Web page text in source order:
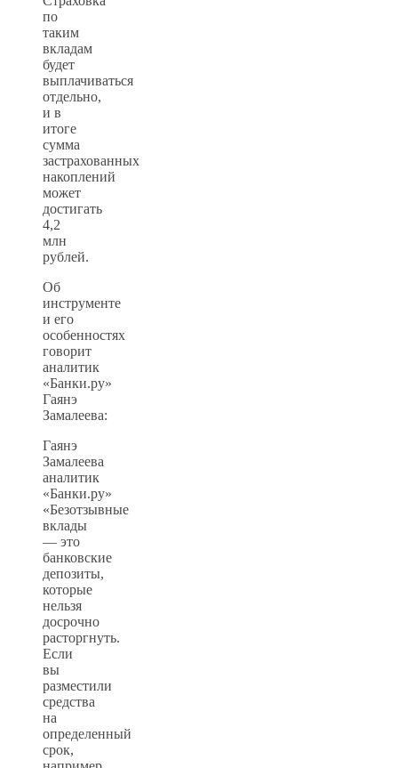
по
таким
вкладам
будет
выплачиваться
отдельно,
и в
итоге
сумма
застрахованных
накоплений
может
достигать
4,2
млн
рублей.
Об
инструменте
и его
особенностях
говорит
аналитик
«Банки.ру»
Гаянэ
Замалеева:
Гаянэ
Замалеева
аналитик
«Банки.ру»
«Безотзывные
вклады
— это
банковские
депозиты,
которые
нельзя
досрочно
расторгнуть.
Если
вы
разместили
средства
на
определенный
срок,